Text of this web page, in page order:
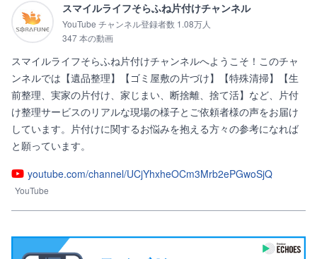
スマイルライフそらふね片付けチャンネル
YouTube チャンネル登録者数 1.08万人
347 本の動画
スマイルライフそらふね片付けチャンネルへようこそ！このチャ
ンネルでは【遺品整理】【ゴミ屋敷の片づけ】【特殊清掃】【生
前整理、実家の片付け、家じまい、断捨離、捨て活】など、片付
け整理サービスのリアルな現場の様子とご依頼者様の声をお届け
しています。片付けに関するお悩みを抱える方々の参考になれば
と願っています。
youtube.com/channel/UCjYhxheOCm3Mrb2ePGwoSjQ
YouTube